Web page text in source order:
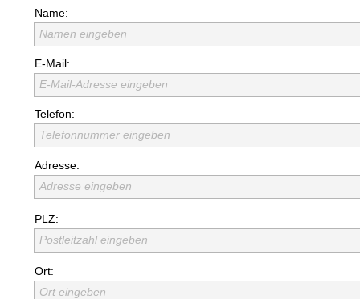
Name:
Namen eingeben
E-Mail:
E-Mail-Adresse eingeben
Telefon:
Telefonnummer eingeben
Adresse:
Adresse eingeben
Ort:
Ort eingeben
PLZ:
Postleitzahl eingeben